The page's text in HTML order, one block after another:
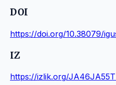
DOI
https://doi.org/10.38079/
IZ
https://izlik.org/